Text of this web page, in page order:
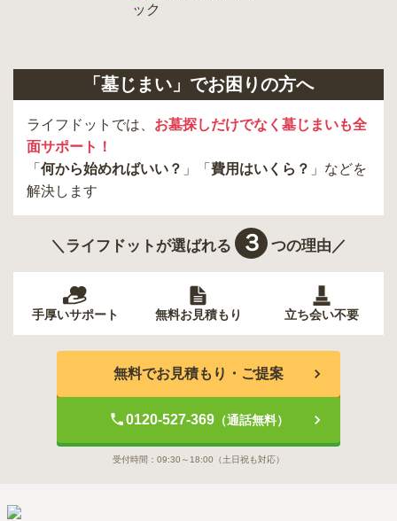
「墓じまい」でお困りの方へ
ライフドットでは、 お墓探しだけでなく墓じまいも全
面サポート！
「 何から始めればいい？ 」「 費用はいくら？ 」などを
解決します
＼ライフドットが選ばれる ３ つの理由／
手厚いサポート 無料お見積もり 立ち会い不要
無料でお見積もり・ご提案
0120-527-369（通話無料）
受付時間： 09:30～18:00 （土日祝も対応）